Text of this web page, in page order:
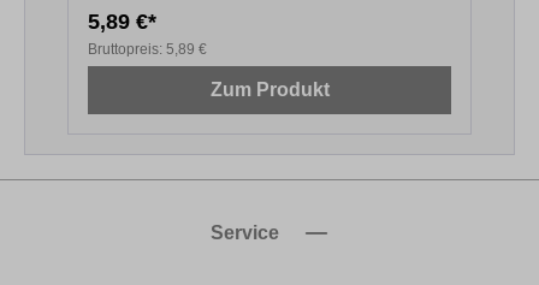
5,89 €*
Bruttopreis: 5,89 €
Zum Produkt
Service